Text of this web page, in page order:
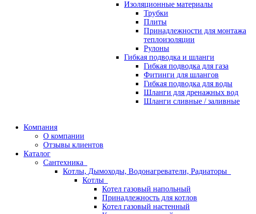
Изоляционные материалы
Трубки
Плиты
Принадлежности для монтажа
теплоизоляции
Рулоны
Гибкая подводка и шланги
Гибкая подводка для газа
Фитинги для шлангов
Гибкая подводка для воды
Шланги для дренажных вод
Шланги сливные / заливные
Компания
О компании
Отзывы клиентов
Каталог
Сантехника
Котлы, Дымоходы, Водонагреватели, Радиаторы
Котлы
Котел газовый напольный
Принадлежность для котлов
Котел газовый настенный